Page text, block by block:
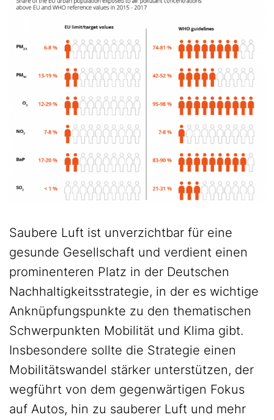
Saubere Luft ist unverzichtbar für eine
gesunde Gesellschaft und verdient einen
prominenteren Platz in der Deutschen
Nachhaltigkeitsstrategie, in der es wichtige
Anknüpfungspunkte zu den thematischen
Schwerpunkten Mobilität und Klima gibt.
Insbesondere sollte die Strategie einen
Mobilitätswandel stärker unterstützen, der
wegführt von dem gegenwärtigen Fokus
auf Autos, hin zu sauberer Luft und mehr